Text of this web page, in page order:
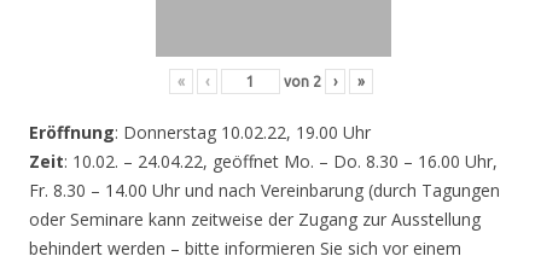
« ‹ von 2 › »
Eröffnung: Donnerstag 10.02.22, 19.00 Uhr
Zeit: 10.02. – 24.04.22, geöffnet Mo. – Do. 8.30 – 16.00 Uhr,
Fr. 8.30 – 14.00 Uhr und nach Vereinbarung (durch Tagungen
oder Seminare kann zeitweise der Zugang zur Ausstellung
behindert werden – bitte informieren Sie sich vor einem